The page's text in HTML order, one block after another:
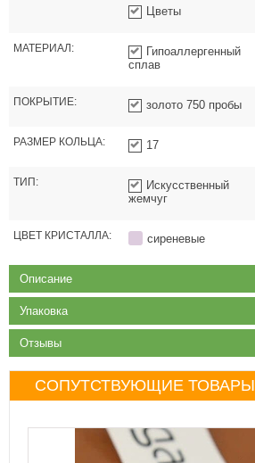
Цветы
МАТЕРИАЛ:
Гипоаллергенный
сплав
ПОКРЫТИЕ: золото 750 пробы
РАЗМЕР КОЛЬЦА: 17
ТИП:
Искусственный
жемчуг
ЦВЕТ КРИСТАЛЛА: сиреневые
Описание
Упаковка
Отзывы
СОПУТСТВУЮЩИЕ ТОВАРЫ